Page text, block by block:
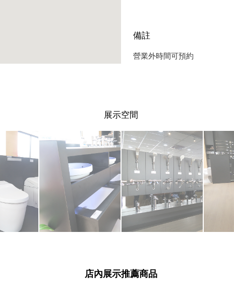
備註
營業外時間可預約
展示空間
店內展示推薦商品